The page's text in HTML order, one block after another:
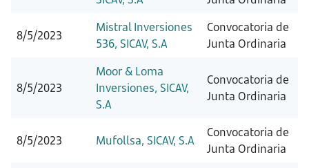
8/5/2023
Mistral Inversiones
536, SICAV, S.A
Convocatoria de
Junta Ordinaria
8/5/2023
Moor & Loma
Inversiones, SICAV,
S.A
Convocatoria de
Junta Ordinaria
8/5/2023 Mufollsa, SICAV, S.A
Convocatoria de
Junta Ordinaria